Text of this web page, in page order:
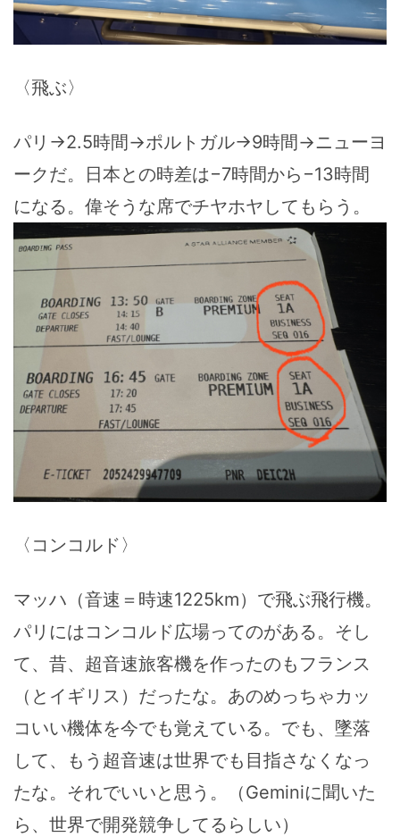
〈飛ぶ〉
パリ→2.5時間→ポルトガル→9時間→ニューヨ
ークだ。日本との時差は−7時間から−13時間
になる。偉そうな席でチヤホヤしてもらう。
〈コンコルド〉
マッハ（音速＝時速1225km）で飛ぶ飛行機。
パリにはコンコルド広場ってのがある。そし
て、昔、超音速旅客機を作ったのもフランス
（とイギリス）だったな。あのめっちゃカッ
コいい機体を今でも覚えている。でも、墜落
して、もう超音速は世界でも目指さなくなっ
たな。それでいいと思う。（Geminiに聞いた
ら、世界で開発競争してるらしい）